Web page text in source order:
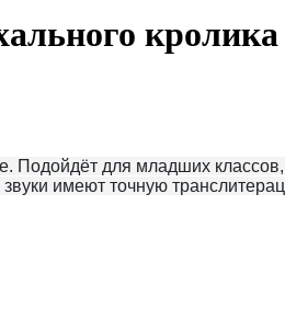
кролика
Подойдёт для младших
имеют точную